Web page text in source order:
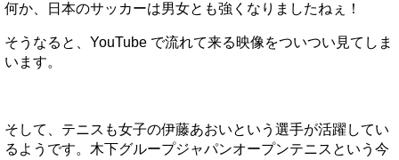
何か、日本のサッカーは男女とも強くなりましたねぇ！
そうなると、YouTube で流れて来る映像をついつい見てしま
います。
そして、テニスも女子の伊藤あおいという選手が活躍してい
るようです。木下グループジャパンオープンテニスという今